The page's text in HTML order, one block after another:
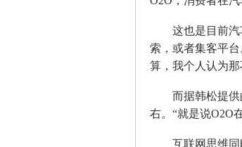
这也是目前汽车
索，或者集客平
算，我个人认为
而据韩松提供的
右。“就是说O2O
互联网思维同时